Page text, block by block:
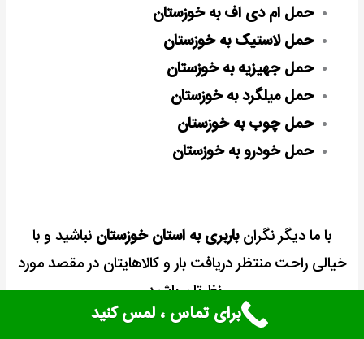
حمل ام دی اف به خوزستان
حمل لاستیک به خوزستان
حمل جهیزیه به خوزستان
حمل میلگرد به خوزستان
حمل چوب به خوزستان
حمل خودرو به خوزستان
با ما دیگر نگرانباربری به استان خوزستان نباشید و با
خیالی راحت منتظر دریافت بار و کالاهایتان در مقصد مورد
نظرتان باشید.
برای تماس ، لمس کنید